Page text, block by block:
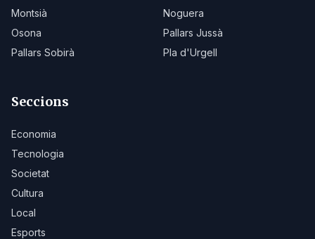
Montsià
Noguera
Osona
Pallars Jussà
Pallars Sobirà
Pla d'Urgell
Seccions
Economia
Tecnologia
Societat
Cultura
Local
Esports